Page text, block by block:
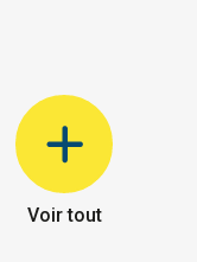
Voir tout